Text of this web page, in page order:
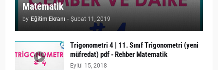
Matematik
by Eğitim Ekranı - Şubat 11, 2019
Trigonometri 4 | 11. Sınıf Trigonometri (yeni
müfredat) pdf - Rehber Matematik
Eylül 15, 2018